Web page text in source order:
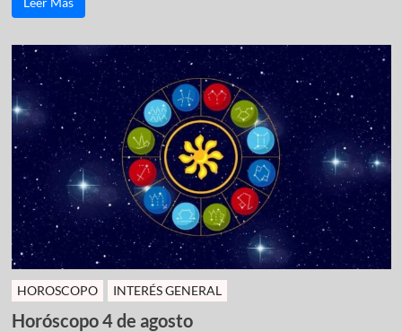
HOROSCOPO INTERÉS GENERAL
Horóscopo 4 de agosto